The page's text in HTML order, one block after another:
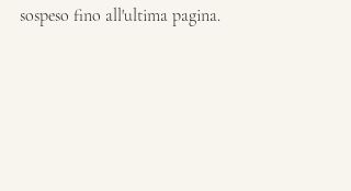
sospeso fino all'ultima pagina.